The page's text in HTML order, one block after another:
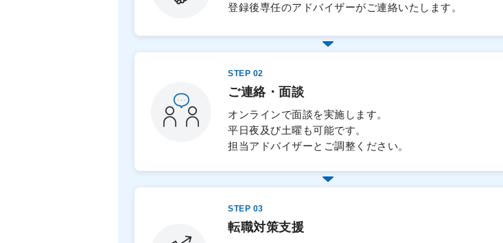
登録後専任のアドバイザーがご連絡いたします。
STEP 02
ご連絡・面談
オンラインで面談を実施します。
平日夜及び土曜も可能です。
担当アドバイザーとご調整ください。
STEP 03
転職対策支援